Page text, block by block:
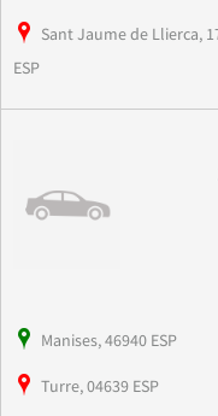
Sant Jaume de Llierca,
ESP
Manises, 46940 ESP
Turre, 04639 ESP